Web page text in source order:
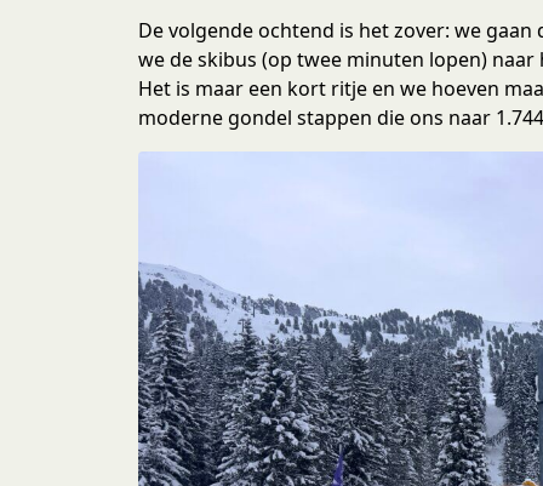
c
t
i
e
De volgende ochtend is het zover: we
we de skibus (op twee minuten lopen) naar
Het is maar een kort ritje en we hoeven
moderne gondel stappen die ons naar